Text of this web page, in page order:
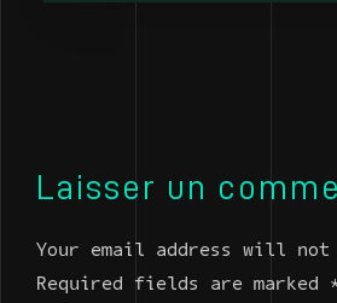
Laisser un
Your email address will not
Required fields are marked